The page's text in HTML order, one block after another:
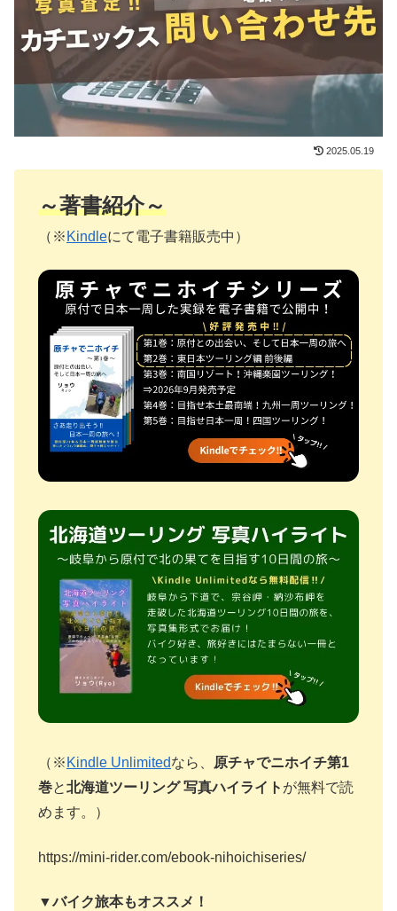
2025.05.19
～著書紹介～
（※ Kindleにて電子書籍販売中）
（※ Kindle Unlimitedなら、 原チャでニホイチ第1
巻と北海道ツーリング 写真ハイライト が無料で読
めます。）
https://mini-rider.com/ebook-nihoichiseries/
▼バイク旅本もオススメ！